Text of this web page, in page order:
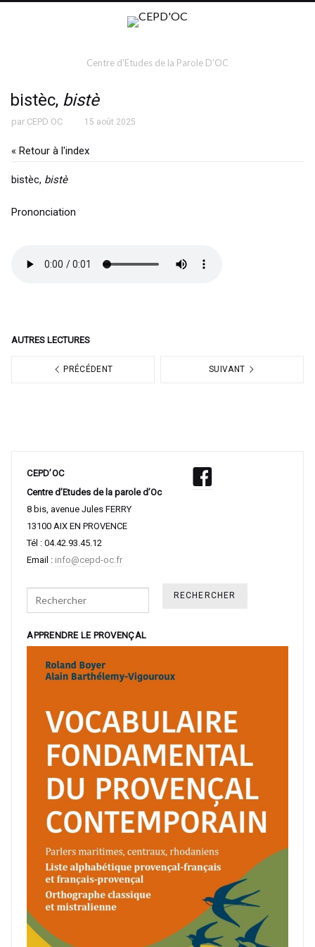
Centre d'Etudes de la Parole D'OC
bistèc, bistè
par CEPD OC 15 août 2025
« Retour à l'index
bistèc, bistè
Prononciation
AUTRES LECTURES
PRÉCÉDENT SUIVANT
CEPD’OC
Centre d’Etudes de la parole d’Oc
8 bis, avenue Jules FERRY
13100 AIX EN PROVENCE
Tél : 04.42.93.45.12
Email : info@cepd-oc.fr
Search
APPRENDRE LE PROVENÇAL